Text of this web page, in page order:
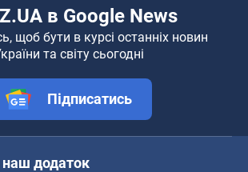
в Google News
щоб бути в курсі останніх новин
та світу сьогодні
Підписатись
додаток